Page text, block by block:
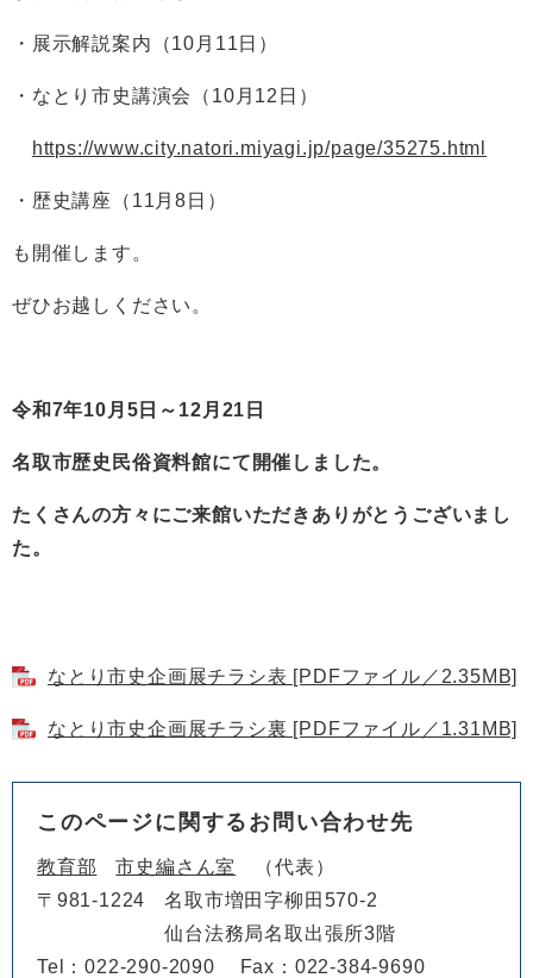
・展示解説案内（10月11日）
・なとり市史講演会（10月12日）
https://www.city.natori.miyagi.jp/page/35275.html
・歴史講座（11月8日）
も開催します。
ぜひお越しください。
令和7年10 月 5 日～ 12 月 21 日
名取市歴史民俗資料館にて開催しました。
たくさんの方々にご来館いただきありがとうございまし
た。
なとり市史企画展チラシ表 [PDFファイル／2.35MB]
なとり市史企画展チラシ裏 [PDFファイル／1.31MB]
このページに関するお問い合わせ先
教育部 市史編さん室
代表
〒981-1224
名取市増田字柳田570-2
仙台法務局名取出張所3階
Tel：022-290-2090
Fax：022-384-9690